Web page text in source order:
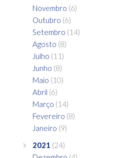
Novembro (6)
Outubro (6)
Setembro (14)
Agosto (8)
Julho (11)
Junho (8)
Maio (10)
Abril (6)
Março (14)
Fevereiro (8)
Janeiro (9)
2021 (24)